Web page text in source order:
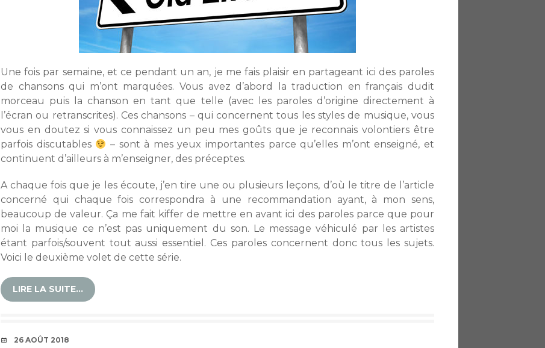
Une fois par semaine, et ce pendant un an, je me fais plaisir en partageant ici des paroles
de chansons qui m’ont marquées. Vous avez d’abord la traduction en français dudit
morceau puis la chanson en tant que telle (avec les paroles d’origine directement à
l’écran ou retranscrites). Ces chansons – qui concernent tous les styles de musique, vous
vous en doutez si vous connaissez un peu mes goûts que je reconnais volontiers être
parfois discutables
– sont à mes yeux importantes parce qu’elles m’ont enseigné, et
continuent d’ailleurs à m’enseigner, des préceptes.
A chaque fois que je les écoute, j’en tire une ou plusieurs leçons, d’où le titre de l’article
concerné qui chaque fois correspondra à une recommandation ayant, à mon sens,
beaucoup de valeur. Ça me fait kiffer de mettre en avant ici des paroles parce que pour
moi la musique ce n’est pas uniquement du son. Le message véhiculé par les artistes
étant parfois/souvent tout aussi essentiel. Ces paroles concernent donc tous les sujets.
Voici le deuxième volet de cette série.
LIRE LA SUITE…
DATE
26 AOÛT 2018